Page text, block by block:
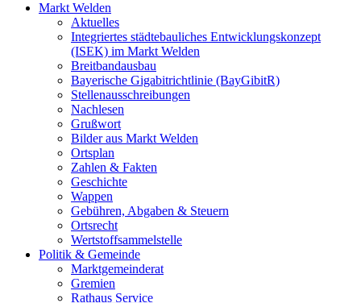
Markt Welden
Aktuelles
Integriertes städtebauliches Entwicklungskonzept
(ISEK) im Markt Welden
Breitbandausbau
Bayerische Gigabitrichtlinie (BayGibitR)
Stellenausschreibungen
Nachlesen
Grußwort
Bilder aus Markt Welden
Ortsplan
Zahlen & Fakten
Geschichte
Wappen
Gebühren, Abgaben & Steuern
Ortsrecht
Wertstoffsammelstelle
Politik & Gemeinde
Marktgemeinderat
Gremien
Rathaus Service